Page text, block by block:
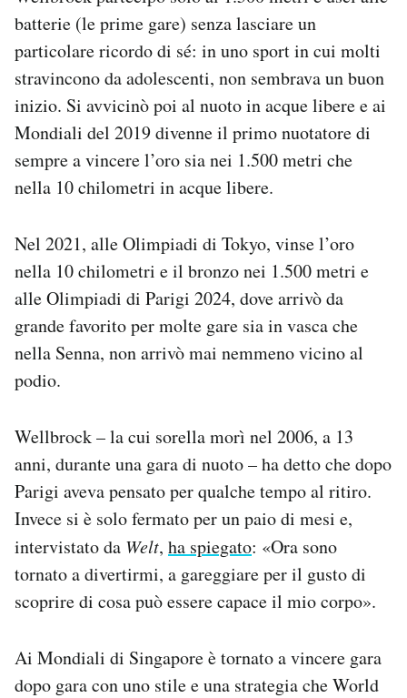
batterie (le prime gare) senza lasciare un
particolare ricordo di sé: in uno sport in cui molti
stravincono da adolescenti, non sembrava un buon
inizio. Si avvicinò poi al nuoto in acque libere e ai
Mondiali del 2019 divenne il primo nuotatore di
sempre a vincere l’oro sia nei 1.500 metri che
nella 10 chilometri in acque libere.
Nel 2021, alle Olimpiadi di Tokyo, vinse l’oro
nella 10 chilometri e il bronzo nei 1.500 metri e
alle Olimpiadi di Parigi 2024, dove arrivò da
grande favorito per molte gare sia in vasca che
nella Senna, non arrivò mai nemmeno vicino al
podio.
Wellbrock – la cui sorella morì nel 2006, a 13
anni, durante una gara di nuoto – ha detto che dopo
Parigi aveva pensato per qualche tempo al ritiro.
Invece si è solo fermato per un paio di mesi e,
intervistato da Welt, ha spiegato: «Ora sono
tornato a divertirmi, a gareggiare per il gusto di
scoprire di cosa può essere capace il mio corpo».
Ai Mondiali di Singapore è tornato a vincere gara
dopo gara con uno stile e una strategia che World